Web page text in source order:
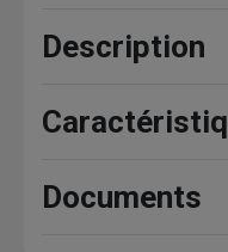
Description
Documents